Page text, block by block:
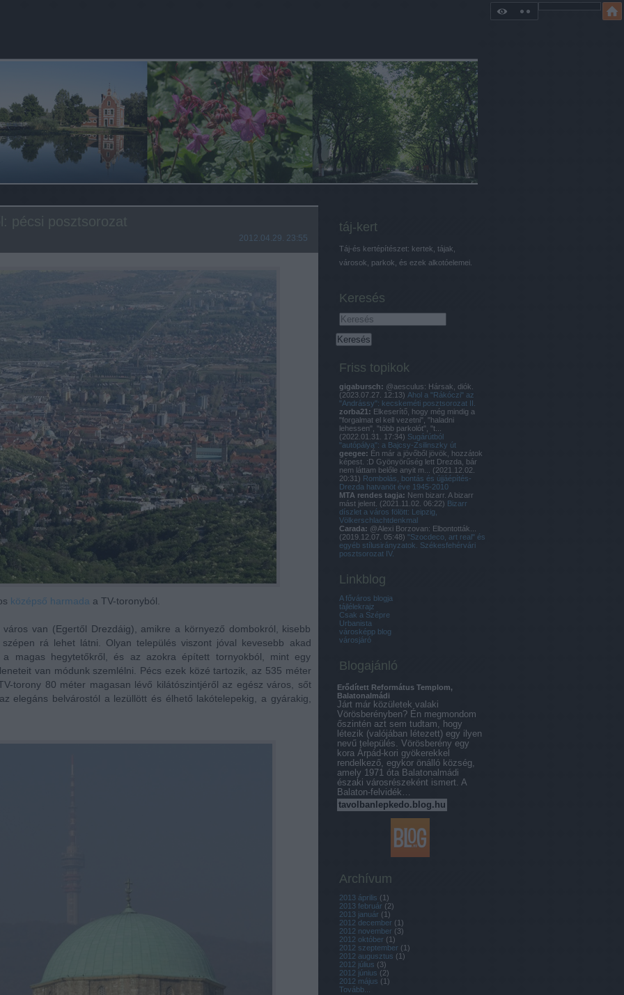
táj-kert
Táj-és kertépítészet: kertek, tájak,
városok, parkok, és ezek alkotóelemei.
Keresés
Friss topikok
gigabursch: @aesculus: Hársak, diók.
(2023.07.27. 12:13) Ahol a "Rákóczi" az
"Andrássy": kecskeméti posztsorozat II.
zorba21: Elkeserítő, hogy még mindig a
"forgalmat el kell vezetni", "haladni
lehessen", "több parkolót", "t...
(2022.01.31. 17:34) Sugárútból
"autópálya": a Bajcsy-Zsilinszky út
geegee: Én már a jövőből jövök, hozzátok
képest. :D Gyönyörűség lett Drezda, bár
nem láttam belőle anyit m...
(2021.12.02.
20:31) Rombolás, bontás és újjáépítés-
Drezda hatvanöt éve 1945-2010
MTA rendes tagja: Nem bizarr. A bizarr
mást jelent. (2021.11.02. 06:22) Bizarr
díszlet a város fölött: Leipzig,
Völkerschlachtdenkmal
Carada: @Alexi Borzovan: Elbontották...
(2019.12.07. 05:48) "Szocdeco, art real" és
egyéb stílusirányzatok. Székesfehérvári
posztsorozat IV.
Linkblog
A főváros blogja
tájlélekrajz
Csak a Szépre
Urbanista
városképp blog
városjáró
Blogajánló
Erődített Református Templom,
Balatonalmádi
Járt már közületek valaki
Vörösberényben? Én megmondom
őszintén azt sem tudtam, hogy
létezik (valójában létezett) egy ilyen
nevű település. Vörösberény egy
kora Árpád-kori gyökerekkel
rendelkező, egykor önálló község,
amely 1971 óta Balatonalmádi
északi városrészeként ismert. A
Balaton-felvidék…
tavolbanlepkedo.blog.hu
Archívum
2013 április (1)
2013 február (2)
2013 január (1)
2012 december (1)
2012 november (3)
2012 október (1)
2012 szeptember (1)
2012 augusztus (1)
2012 július (3)
2012 június (2)
2012 május (1)
Tovább...
pécsi posztsorozat
2012.04.29. 23:55
középső harmada a TV-toronyból.
van (Egertől Drezdáig), amikre a környező dombokról, kisebb
rá lehet látni. Olyan település viszont jóval kevesebb akad
magas hegytetőkről, és az azokra épített tornyokból, mint egy
van módunk szemlélni. Pécs ezek közé tartozik, az 535 méter
torony 80 méter magasan lévő kilátószintjéről az egész város, sőt
elegáns belvárostól a lezüllött és élhető lakótelepekig, a gyárakig,